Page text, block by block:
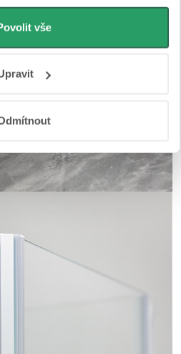
pro analytiku a
Jak Google zpracovává
vše